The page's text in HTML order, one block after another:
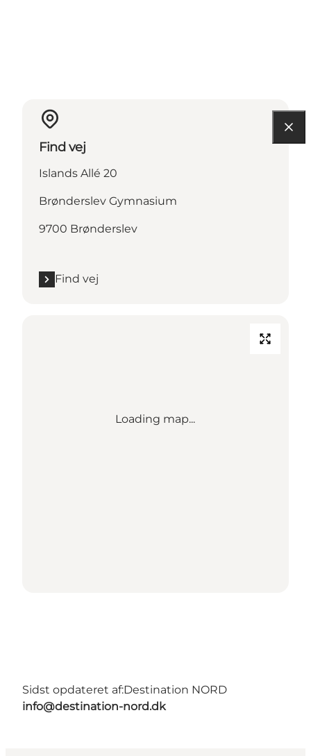
Find vej
Islands Allé 20
Brønderslev Gymnasium
9700 Brønderslev
Find vej
Loading map...
Sidst opdateret af:Destination NORD
info@destination-nord.dk